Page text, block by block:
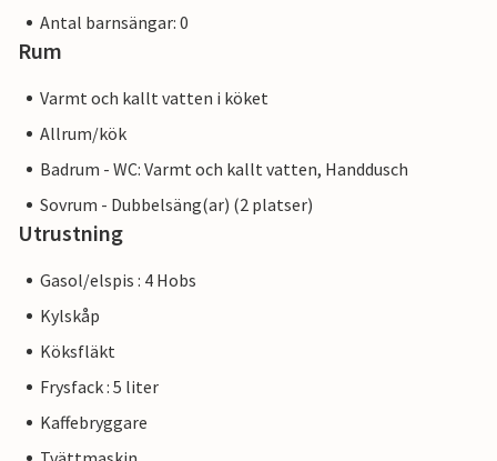
Antal barnsängar: 0
Rum
Varmt och kallt vatten i köket
Allrum/kök
Badrum - WC: Varmt och kallt vatten, Handdusch
Sovrum - Dubbelsäng(ar) (2 platser)
Utrustning
Gasol/elspis : 4 Hobs
Kylskåp
Köksfläkt
Frysfack : 5 liter
Kaffebryggare